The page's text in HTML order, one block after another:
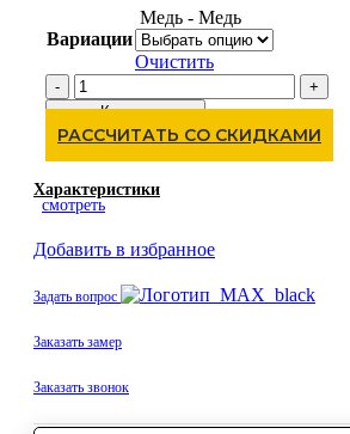
Вариации
Медь - Медь
Очистить
Количество
товара
Эталон
ТС-1н
Купить
РАССЧИТАТЬ СО СКИДКАМИ
Характеристики
смотреть
Добавить в избранное
Задать вопрос
Заказать замер
Заказать звонок